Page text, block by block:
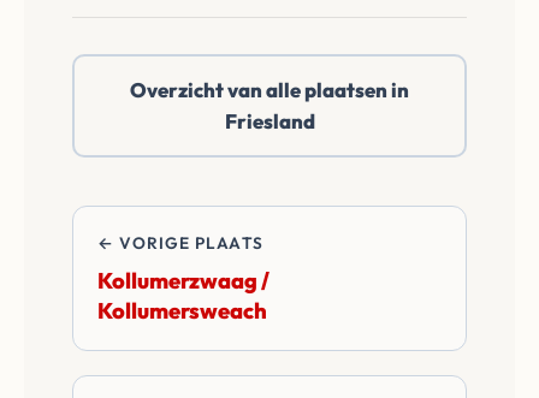
bod.
daarbuiten. Wij
betalen alle
overdrachtskosten
en notariskosten van
Overzicht van alle plaatsen in
Friesland
← VORIGE PLAATS
Kollumerzwaag /
Kollumersweach